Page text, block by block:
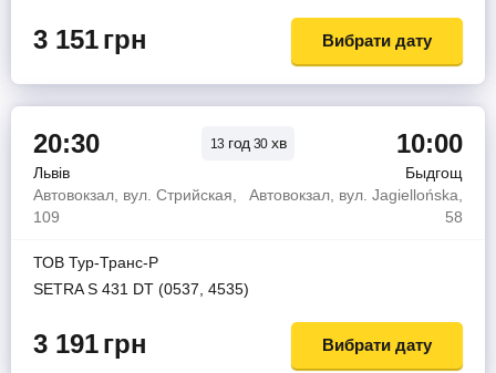
3 151грн Вибрати дату
20:30 13 год 30 хв 10:00
Львів
Быдгощ
Автовокзал, вул. Стрийская,
109
Автовокзал, вул. Jagiellońska,
58
ТОВ Тур-Транс-Р
SETRA S 431 DT (0537, 4535)
3 191грн Вибрати дату